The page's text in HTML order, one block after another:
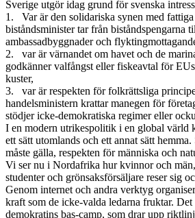
Sverige utgör idag grund för svenska
1. Var är den solidariska synen med
biståndsminister tar från biståndspengarna
ambassadbyggnader och
2. var är värnandet om havet och de
godkänner valfångst eller fiskeavtal för
kuster,
3. var är respekten för folkrättsliga
handelsministern krattar manegen för
stödjer icke-demokratiska regimer eller
I en modern utrikespolitik i en global värld
ett sätt utomlands och ett annat sätt
måste gälla, respekten för människa och
Vi ser nu i Nordafrika hur kvinnor och
studenter och grönsaksförsäljare reser sig
Genom internet och andra verktyg
kraft som de icke-valda ledarna fruktar. Det
demokratins bas-camp, som drar upp